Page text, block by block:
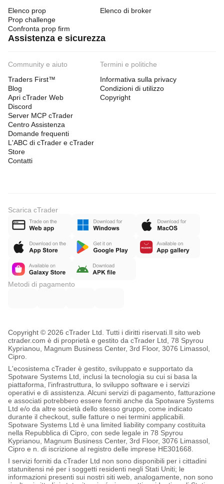
Elenco prop
Prop challenge
Confronta prop firm
Elenco di broker
Assistenza e sicurezza
Community e aiuto
Traders First™
Blog
Apri cTrader Web
Discord
Server MCP cTrader
Centro Assistenza
Domande frequenti
L'ABC di cTrader e cTrader
Store
Contatti
Termini e politiche
Informativa sulla privacy
Condizioni di utilizzo
Copyright
Scarica cTrader
Metodi di pagamento
Copyright © 2026 cTrader Ltd. Tutti i diritti riservati. Il sito web
ctrader.com è di proprietà e gestito da cTrader Ltd, 78 Spyrou
Kyprianou, Magnum Business Center, 3rd Floor, 3076 Limassol,
Cipro.
L'ecosistema cTrader è gestito, sviluppato e supportato da
Spotware Systems Ltd, inclusi la tecnologia su cui si basa la
piattaforma, l'infrastruttura, lo sviluppo software e i servizi
operativi e di assistenza. Alcuni servizi di pagamento, fatturazione
e associati potrebbero essere forniti anche da Spotware Systems
Ltd e/o da altre società dello stesso gruppo, come indicato
durante il checkout, sulle fatture o nei termini applicabili.
Spotware Systems Ltd è una limited liability company costituita
nella Repubblica di Cipro, con sede legale in 78 Spyrou
Kyprianou, Magnum Business Center, 3rd Floor, 3076 Limassol,
Cipro e n. di iscrizione al registro delle imprese HE301668.
I servizi forniti da cTrader Ltd non sono disponibili per i cittadini
statunitensi né per i soggetti residenti negli Stati Uniti; le
informazioni presenti sui nostri siti web, analogamente, non sono